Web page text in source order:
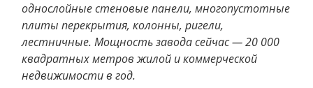
однослойные стеновые панели, многопустотные
плиты перекрытия, колонны, ригели,
лестничные. Мощность завода сейчас — 20 000
квадратных метров жилой и коммерческой
недвижимости в год.